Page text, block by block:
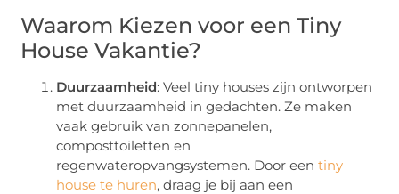
Waarom Kiezen voor een Tiny
House Vakantie?
Duurzaamheid: Veel tiny houses zijn ontworpen
met duurzaamheid in gedachten. Ze maken
vaak gebruik van zonnepanelen,
composttoiletten en
regenwateropvangsystemen. Door eentiny
house te huren, draag je bij aan een